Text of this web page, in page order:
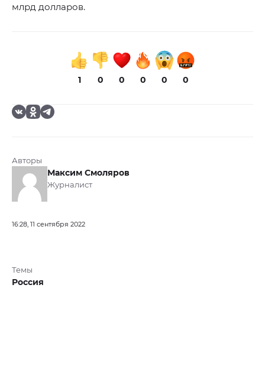
млрд долларов.
1 0 0 0 0 0
Авторы
Максим Смоляров
Журналист
16:28, 11 сентября 2022
Темы
Россия